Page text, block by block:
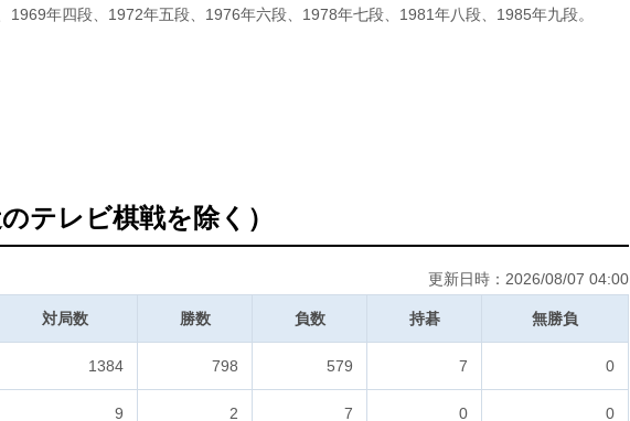
1969年四段、1972年五段、1976年六段、1978年七段、1981年八段、1985年九段。
テレビ棋戦を除く）
更新日時：2026/08/07 04:00
対局数 勝数 負数 持碁 無勝負
1384 798 579 7 0
9 2 7 0 0